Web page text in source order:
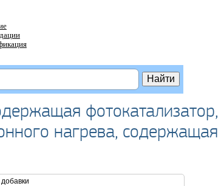
фотокатализатор,
нагрева, содержащая